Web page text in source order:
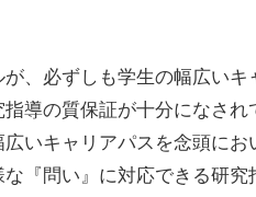
、必ずしも学生の幅広いキ
導の質保証が十分になさ
いキャリアパスを念頭に
『問い』に対応できる研